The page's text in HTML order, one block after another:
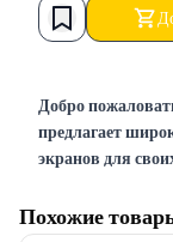
Добро
предлагает
экранов для
электроники,
Похожие